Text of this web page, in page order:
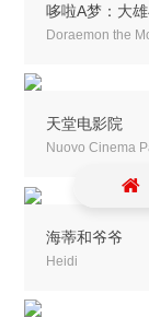
天堂电影院
Nuovo Cinema
海蒂和爷爷
Heidi